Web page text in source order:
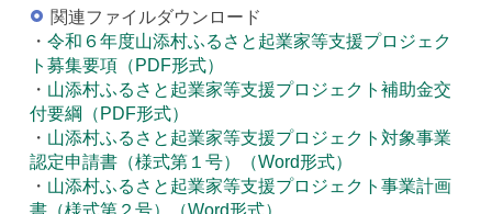
関連ファイルダウンロード
・令和６年度山添村ふるさと起業家等支援プロジェク
ト募集要項（PDF形式）
・ 山添村ふるさと起業家等支援プロジェクト補助金交
付要綱（PDF形式）
・ 山添村ふるさと起業家等支援プロジェクト対象事業
認定申請書（様式第１号）（Word形式）
・ 山添村ふるさと起業家等支援プロジェクト事業計画
書（様式第２号）（Word形式）